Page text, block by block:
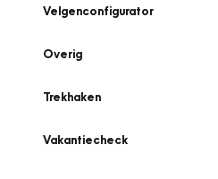
Velgenconfigurator
Overig
Trekhaken
Vakantiecheck